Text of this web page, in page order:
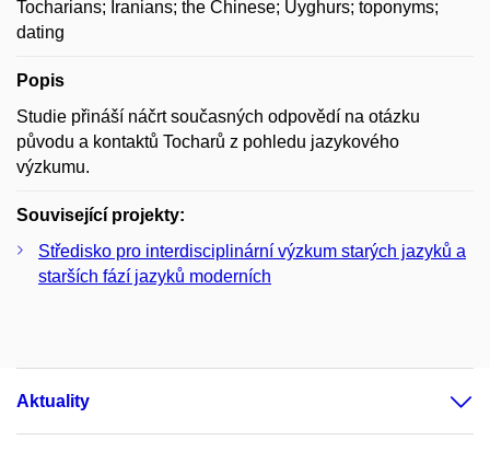
Tocharians; Iranians; the Chinese; Uyghurs; toponyms;
dating
Popis
Studie přináší náčrt současných odpovědí na otázku
původu a kontaktů Tocharů z pohledu jazykového
výzkumu.
Související projekty:
Středisko pro interdisciplinární výzkum starých jazyků a
starších fází jazyků moderních
Aktuality